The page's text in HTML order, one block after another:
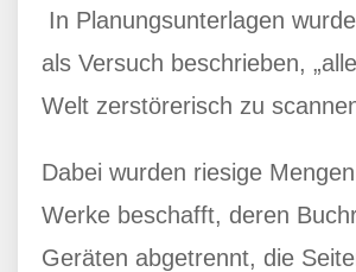
In Planungsunterlagen
als Versuch beschrieben,
Welt zerstörerisch zu
Dabei wurden riesige
Werke beschafft, deren
Geräten abgetrennt, die